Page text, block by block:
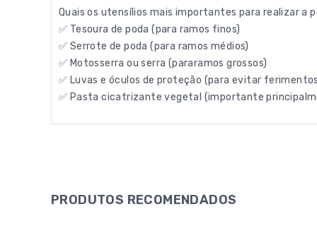
Quais os utensílios mais importantes para realizar a
✅ Tesoura de poda (para ramos finos)
✅ Serrote de poda (para ramos médios)
✅ Motosserra ou serra (pararamos grossos)
✅ Luvas e óculos de proteção (para evitar
✅ Pasta cicatrizante vegetal (importante
PRODUTOS RECOMENDADOS